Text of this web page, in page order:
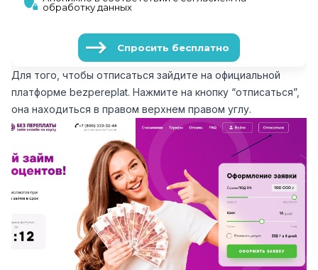
Для того, чтобы отписаться зайдите на официальной
платформе bezpereplat. Нажмите на кнопку “отписаться”,
она находиться в правом верхнем правом углу.